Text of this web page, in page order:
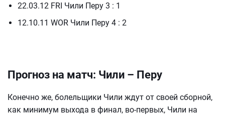
22.03.12 FRI Чили Перу 3 : 1
12.10.11 WOR Чили Перу 4 : 2
Прогноз на матч: Чили – Перу
Конечно же, болельщики Чили ждут от своей сборной,
как минимум выхода в финал, во-первых, Чили на